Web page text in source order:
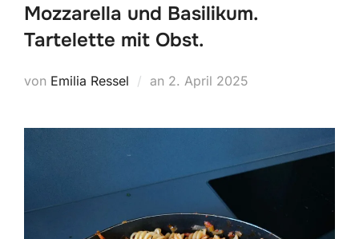
Mozzarella und Basilikum.
Tartelette mit Obst.
von Emilia Ressel an Veröffentlicht
2. April 2025